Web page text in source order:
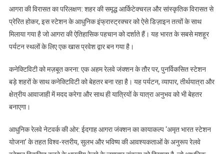
आगरा की विरासत का परिलक्षण: शहर की समृद्ध आर्किटेक्चरल और सांस्कृतिक विरासत से
प्रेरित होकर, इस स्टेशन के आधुनिक इंफ्रास्ट्रक्चर को ऐसे डिज़ाइन तत्वों के साथ
मिलाया गया है जो आगरा की ऐतिहासिक पहचान को दर्शाते हैं। यह भारत के सबसे मशहूर
पर्यटन स्थलों के लिए एक खास प्रवेश द्वार बन गया है।
कनेक्टिविटी को मज़बूत करना: एक अहम रेलवे जंक्शन के तौर पर, पुनर्विकसित स्टेशन
बड़े शहरों के साथ कनेक्टिविटी को बेहतर बना रहा है। यह पर्यटन, व्यापार, तीर्थयात्रा और
क्षेत्रीय आवाजाही में मदद करेगा और साथ ही यात्रियों के यात्रा अनुभव को भी बेहतर
बनाएगा।
आधुनिक रेलवे नेटवर्क की ओर: ईदगाह आगरा जंक्शन का कायाकल्प ‘अमृत भारत स्टेशन
योजना’ के तहत विश्व-स्तरीय, सुलभ और भविष्य की आवश्यकताओं के अनुरूप रेलवे